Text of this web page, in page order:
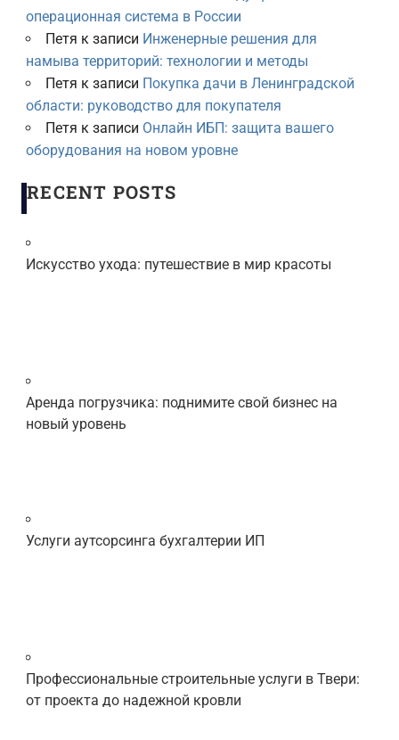
операционная система в России
Петя к записи Инженерные решения для
намыва территорий: технологии и методы
Петя к записи Покупка дачи в Ленинградской
области: руководство для покупателя
Петя к записи Онлайн ИБП: защита вашего
оборудования на новом уровне
RECENT POSTS
Искусство ухода: путешествие в мир красоты
Аренда погрузчика: поднимите свой бизнес на
новый уровень
Услуги аутсорсинга бухгалтерии ИП
Профессиональные строительные услуги в Твери:
от проекта до надежной кровли